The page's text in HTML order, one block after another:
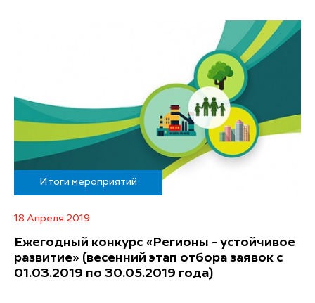
Итоги мероприятий
18 Апреля 2019
Ежегодный конкурс «Регионы - устойчивое
развитие» (весенний этап отбора заявок с
01.03.2019 по 30.05.2019 года)